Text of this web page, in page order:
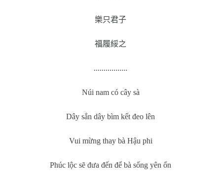
樂只君子
福履綏之
.................
Núi nam có cây sà
Dây sắn dây bìm kết đeo lên
Vui mừng thay bà Hậu phi
Phúc lộc sẽ đưa đến để bà sống yên ổn